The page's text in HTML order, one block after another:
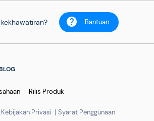
Bantuan
Rilis Produk
Kebijakan Privasi Syarat Penggunaan